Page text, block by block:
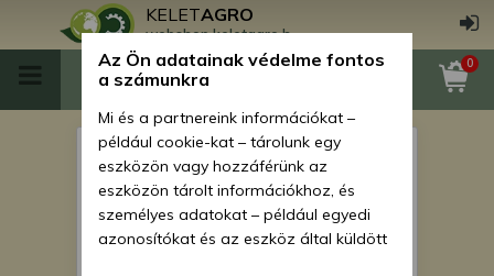
KELETAGRO
webshop.keletagro.hu
0
MON sárkaparó hosszú bal
Az Ön adatainak védelme fontos
a számunkra
Mi és a partnereink információkat –
például cookie-kat – tárolunk egy
eszközön vagy hozzáférünk az
eszközön tárolt információkhoz, és
személyes adatokat – például egyedi
azonosítókat és az eszköz által küldött